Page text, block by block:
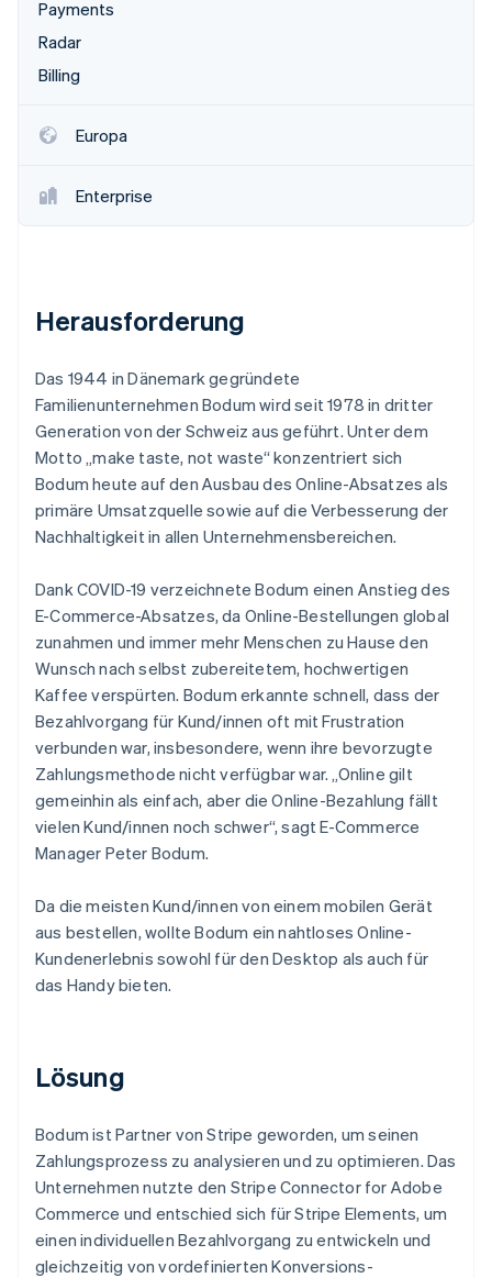
Betrugsprävention
Atlas
Identity
Erfahren Sie, wie Stripe Lösungen für
Jetzt ansehen
Payments
Radar
Billing
Europa
Enterprise
Herausforderung
Das 1944 in Dänemark gegründete
Familienunternehmen Bodum wird seit 1978 in dritter
Generation von der Schweiz aus geführt. Unter dem
Motto „make taste, not waste“ konzentriert sich
Bodum heute auf den Ausbau des Online-Absatzes als
primäre Umsatzquelle sowie auf die Verbesserung der
Nachhaltigkeit in allen Unternehmensbereichen.
Dank COVID-19 verzeichnete Bodum einen Anstieg des
E-Commerce-Absatzes, da Online-Bestellungen global
zunahmen und immer mehr Menschen zu Hause den
Wunsch nach selbst zubereitetem, hochwertigen
Kaffee verspürten. Bodum erkannte schnell, dass der
Bezahlvorgang für Kund/innen oft mit Frustration
verbunden war, insbesondere, wenn ihre bevorzugte
Zahlungsmethode nicht verfügbar war. „Online gilt
gemeinhin als einfach, aber die Online-Bezahlung fällt
vielen Kund/innen noch schwer“, sagt E-Commerce
Manager Peter Bodum.
Da die meisten Kund/innen von einem mobilen Gerät
aus bestellen, wollte Bodum ein nahtloses Online-
Kundenerlebnis sowohl für den Desktop als auch für
das Handy bieten.
Lösung
Bodum ist Partner von Stripe geworden, um seinen
Zahlungsprozess zu analysieren und zu optimieren. Das
Unternehmen nutzte den Stripe Connector for Adobe
Commerce und entschied sich für Stripe Elements, um
einen individuellen Bezahlvorgang zu entwickeln und
gleichzeitig von vordefinierten Konversions-